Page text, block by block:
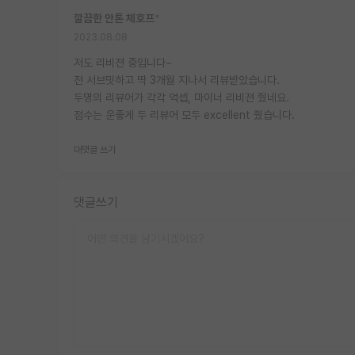
깔끔한 안톤 체호프
저도 리비젼 중입니다~
전 서브밋하고 딱 3개월 지나서 리뷰받았습니다.
두명의 리뷰어가 각각 억셉, 마이너 리비젼 줬네요.
점수는 운좋게 두 리뷰어 모두 excellent 줬습니다.
대댓글 쓰기
댓글쓰기